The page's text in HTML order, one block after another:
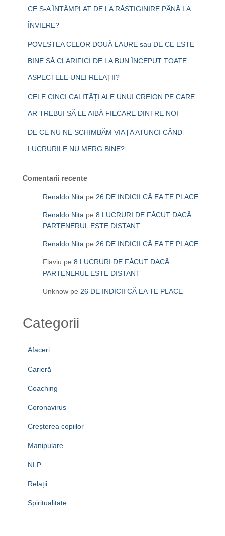
CE S-A ÎNTÂMPLAT DE LA RĂSTIGINIRE PÂNĂ LA
ÎNVIERE?
POVESTEA CELOR DOUĂ LAURE sau DE CE ESTE
BINE SĂ CLARIFICI DE LA BUN ÎNCEPUT TOATE
ASPECTELE UNEI RELAȚII?
CELE CINCI CALITĂȚI ALE UNUI CREION PE CARE
AR TREBUI SĂ LE AIBĂ FIECARE DINTRE NOI
DE CE NU NE SCHIMBĂM VIAȚA ATUNCI CÂND
LUCRURILE NU MERG BINE?
Comentarii recente
Renaldo Nita pe 26 DE INDICII CĂ EA TE PLACE
Renaldo Nita pe 8 LUCRURI DE FĂCUT DACĂ
PARTENERUL ESTE DISTANT
Renaldo Nita pe 26 DE INDICII CĂ EA TE PLACE
Flaviu pe 8 LUCRURI DE FĂCUT DACĂ
PARTENERUL ESTE DISTANT
Unknow pe 26 DE INDICII CĂ EA TE PLACE
Categorii
Afaceri
Carieră
Coaching
Coronavirus
Creșterea copiilor
Manipulare
NLP
Relații
Spiritualitate